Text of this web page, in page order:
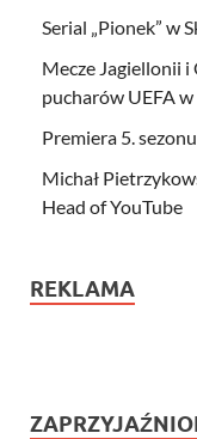
Serial „Pionek” w
Mecze Jagiellonii
pucharów UEFA
Premiera 5.
Michał
Head of YouTube
REKLAMA